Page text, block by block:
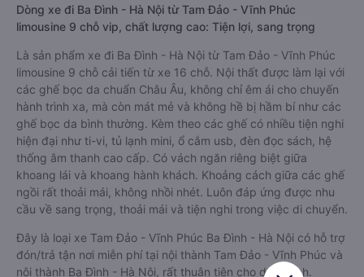
Dòng xe đi Ba Đình - Hà Nội từ Tam Đảo - Vĩnh Phúc
limousine 9 chỗ vip, chất lượng cao: Tiện lợi, sang trọng
Là sản phẩm xe đi Ba Đình - Hà Nội từ Tam Đảo - Vĩnh Phúc
limousine 9 chỗ cải tiến từ xe 16 chỗ. Nội thất được làm lại với
các ghế bọc da chuẩn Châu Âu, không chỉ êm ái cho chuyến
hành trình xa, mà còn mát mẻ và không hề bị hầm bí như các
ghế bọc da bình thường. Kèm theo các ghế có nhiều tiện nghi
hiện đại như ti-vi, tủ lạnh mini, ổ cắm usb, đèn đọc sách, hệ
thống âm thanh cao cấp. Có vách ngăn riêng biệt giữa
khoang lái và khoang hành khách. Khoảng cách giữa các ghế
ngồi rất thoải mái, không nhồi nhét. Luôn đáp ứng được nhu
cầu về sang trọng, thoải mái và tiện nghi trong việc di chuyển.
Đây là loại xe Tam Đảo - Vĩnh Phúc Ba Đình - Hà Nội có hỗ trợ
đón/trả tận nơi miễn phí tại nội thành Tam Đảo - Vĩnh Phúc và
nội thành Ba Đình - Hà Nội, rất thuận tiện cho du khách.